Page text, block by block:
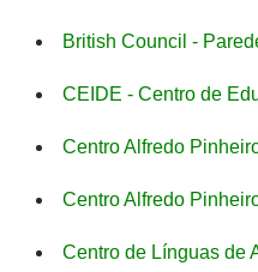
British Council -
CEIDE - Centro de
Centro Alfredo
Centro Alfredo
Centro de Línguas de